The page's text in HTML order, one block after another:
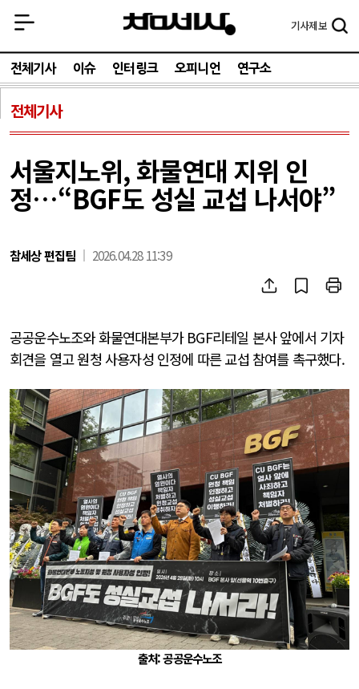
기사제보
전체기사 이슈 인터링크 오피니언 연구소
전체기사
서울지노위, 화물연대 지위 인
정…“BGF도 성실 교섭 나서야”
참세상 편집팀 2026.04.28 11:39
공공운수노조와 화물연대본부가 BGF리테일 본사 앞에서 기자
회견을 열고 원청 사용자성 인정에 따른 교섭 참여를 촉구했다.
출처: 공공운수노조